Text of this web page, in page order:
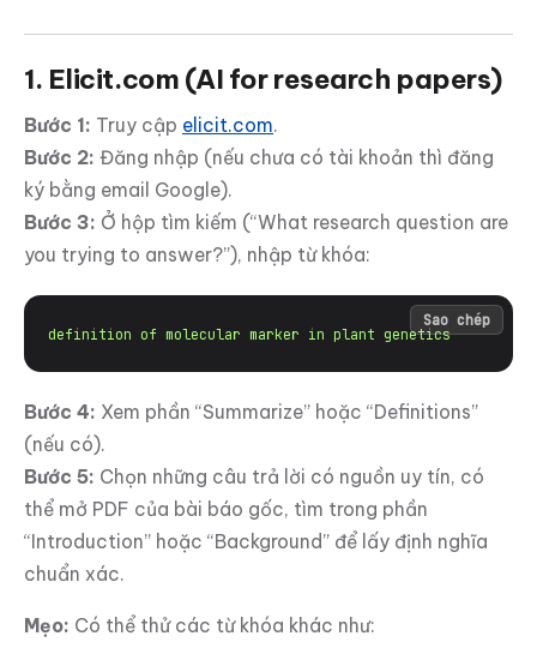
1. Elicit.com (AI for research papers)
Bước 1: Truy cập elicit.com.
Bước 2: Đăng nhập (nếu chưa có tài khoản thì đăng
ký bằng email Google).
Bước 3: Ở hộp tìm kiếm (“What research question are
you trying to answer?”), nhập từ khóa:
definition of molecular marker in plant genetics
Sao chép
Bước 4: Xem phần “Summarize” hoặc “Definitions”
(nếu có).
Bước 5: Chọn những câu trả lời có nguồn uy tín, có
thể mở PDF của bài báo gốc, tìm trong phần
“Introduction” hoặc “Background” để lấy định nghĩa
chuẩn xác.
Mẹo: Có thể thử các từ khóa khác như: